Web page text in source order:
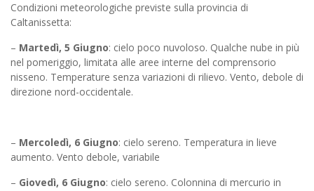
Condizioni meteorologiche previste sulla provincia di
Caltanissetta:
– Martedì, 5 Giugno: cielo poco nuvoloso. Qualche nube in più
nel pomeriggio, limitata alle aree interne del comprensorio
nisseno. Temperature senza variazioni di rilievo. Vento, debole di
direzione nord-occidentale.
– Mercoledì, 6 Giugno: cielo sereno. Temperatura in lieve
aumento. Vento debole, variabile
– Giovedì, 6 Giugno: cielo sereno. Colonnina di mercurio in